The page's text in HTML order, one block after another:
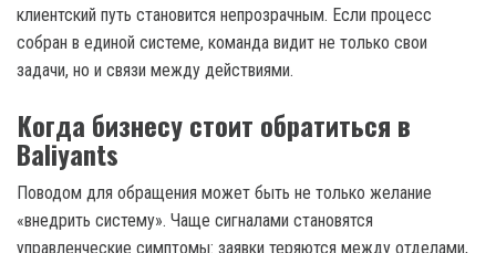
клиентский путь становится непрозрачным. Если процесс
собран в единой системе, команда видит не только свои
задачи, но и связи между действиями.
Когда бизнесу стоит обратиться в
Baliyants
Поводом для обращения может быть не только желание
«внедрить систему». Чаще сигналами становятся
управленческие симптомы: заявки теряются между отделами,